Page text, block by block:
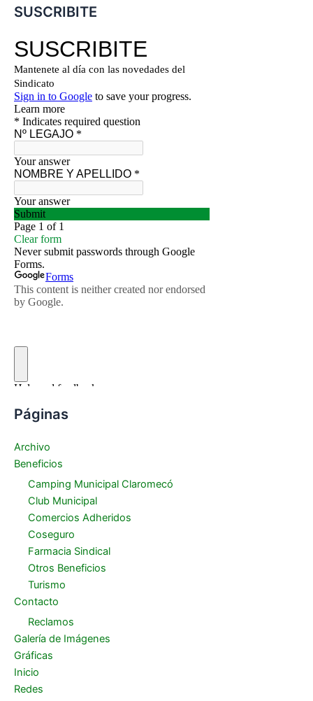
SUSCRIBITE
Páginas
Archivo
Beneficios
Camping Municipal Claromecó
Club Municipal
Comercios Adheridos
Coseguro
Farmacia Sindical
Otros Beneficios
Turismo
Contacto
Reclamos
Galería de Imágenes
Gráficas
Inicio
Redes